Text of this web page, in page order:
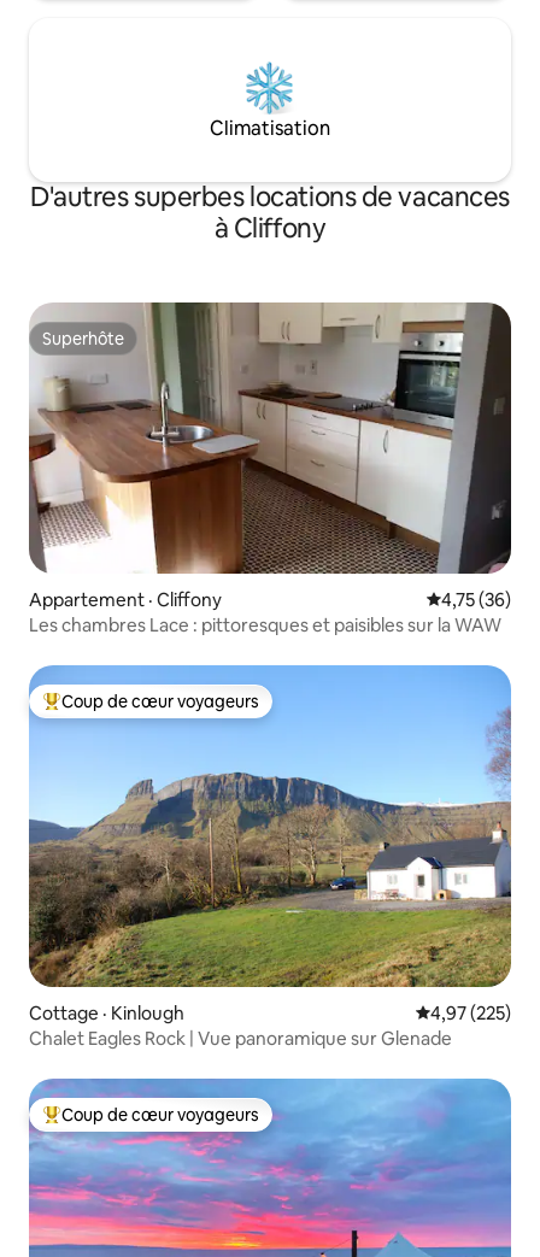
Climatisation
D'autres superbes locations de vacances
à Cliffony
Superhôte
Superhôte
Appartement · Cliffony Note
4,75 (36)
Les chambres Lace : pittoresques et paisibles sur la WAW
Coup de cœur voyageurs parmi les plus aimés
Coup de cœur voyageurs
Cottage · Kinlough Note
4,97 (225)
Chalet Eagles Rock | Vue panoramique sur Glenade
Coup de cœur voyageurs parmi les plus aimés
Coup de cœur voyageurs